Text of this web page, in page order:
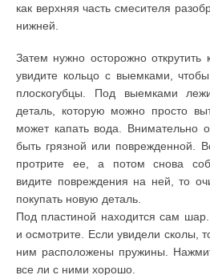
как верхняя часть смесителя
нижней.
Затем нужно осторожно открутить
увидите кольцо с выемками,
плоскогубцы. Под выемками
деталь, которую можно просто
может капать вода. Внимательно
быть грязной или поврежденной.
протрите ее, а потом снова
видите повреждения на ней, то
покупать новую деталь.
Под пластиной находится сам шар.
и осмотрите. Если увидели сколы,
ним расположены пружины.
все ли с ними хорошо.